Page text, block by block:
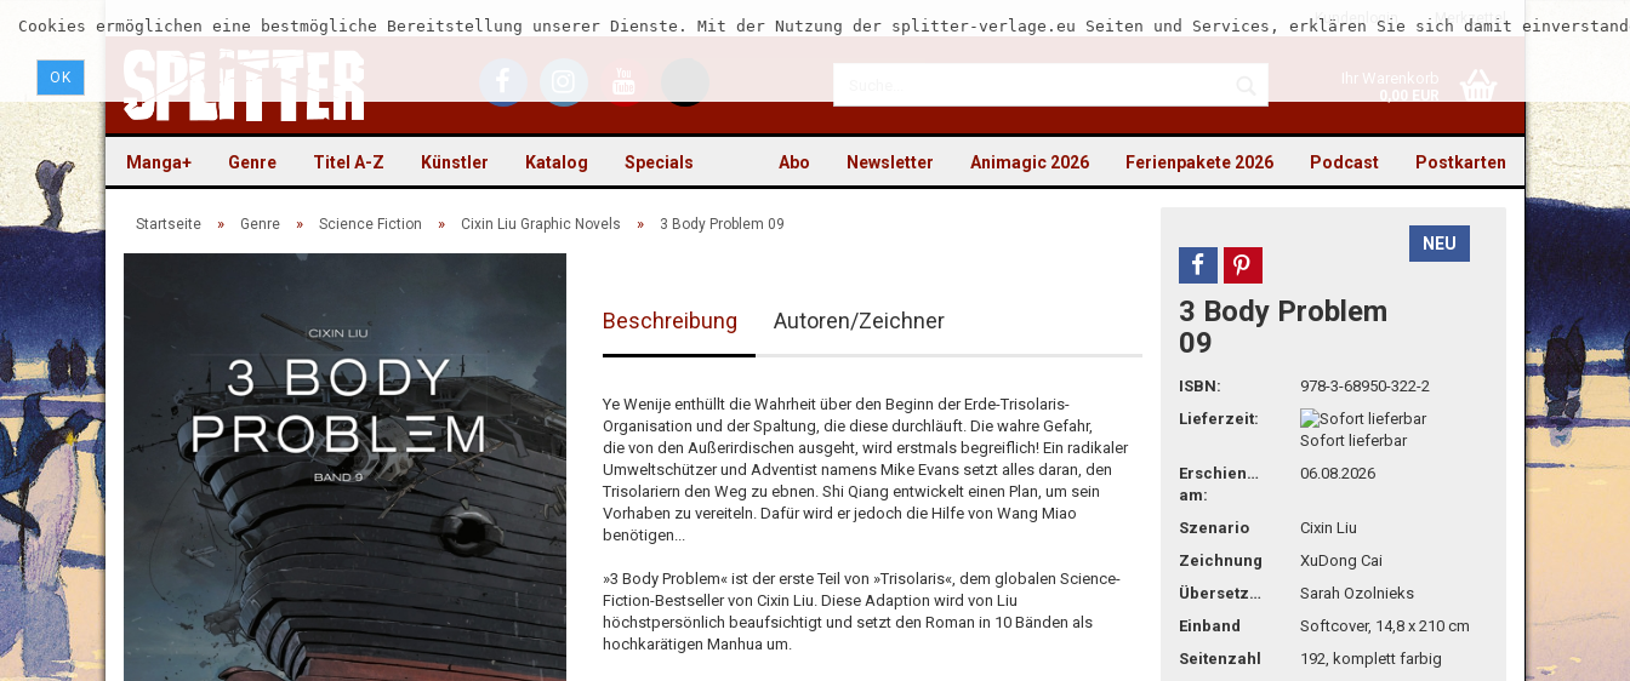
Kundenlogin Merkzettel
Ihr Warenkorb
0,00 EUR
Cookies ermöglichen eine bestmögliche Bereitstellung unserer Dienste. Mit der Nutzung der splitter-verlage.eu Seiten und Services, erklären Sie sich damit
OK
Manga+ Genre Titel A-Z Künstler Katalog Specials Postkarten
Podcast
Ferienpakete 2026
Animagic 2026
Newsletter
Abo
Startseite » Genre » Science Fiction » Cixin Liu Graphic Novels » 3 Body Problem 09
Beschreibung Autoren/Zeichner
Ye Wenije enthüllt die Wahrheit über den Beginn der Erde-Trisolaris-
Organisation und der Spaltung, die diese durchläuft. Die wahre Gefahr,
die von den Außerirdischen ausgeht, wird erstmals begreiflich! Ein radikaler
Umweltschützer und Adventist namens Mike Evans setzt alles daran, den
Trisolariern den Weg zu ebnen. Shi Qiang entwickelt einen Plan, um sein
Vorhaben zu vereiteln. Dafür wird er jedoch die Hilfe von Wang Miao
benötigen...
»3 Body Problem« ist der erste Teil von »Trisolaris«, dem globalen Science-
Fiction-Bestseller von Cixin Liu. Diese Adaption wird von Liu
höchstpersönlich beaufsichtigt und setzt den Roman in 10 Bänden als
hochkarätigen Manhua um.
NEU
teilen pin it
3 Body Problem
09
ISBN:
978-3-68950-322-2
Lieferzeit:
Sofort lieferbar
Erschienen
am:
06.08.2026
Szenario
Cixin Liu
Zeichnung
XuDong Cai
Übersetzg.
Sarah Ozolnieks
Einband
Softcover, 14,8 x 210 cm
Seitenzahl
192, komplett farbig